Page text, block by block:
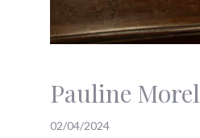
Pauline Morel
02/04/2024